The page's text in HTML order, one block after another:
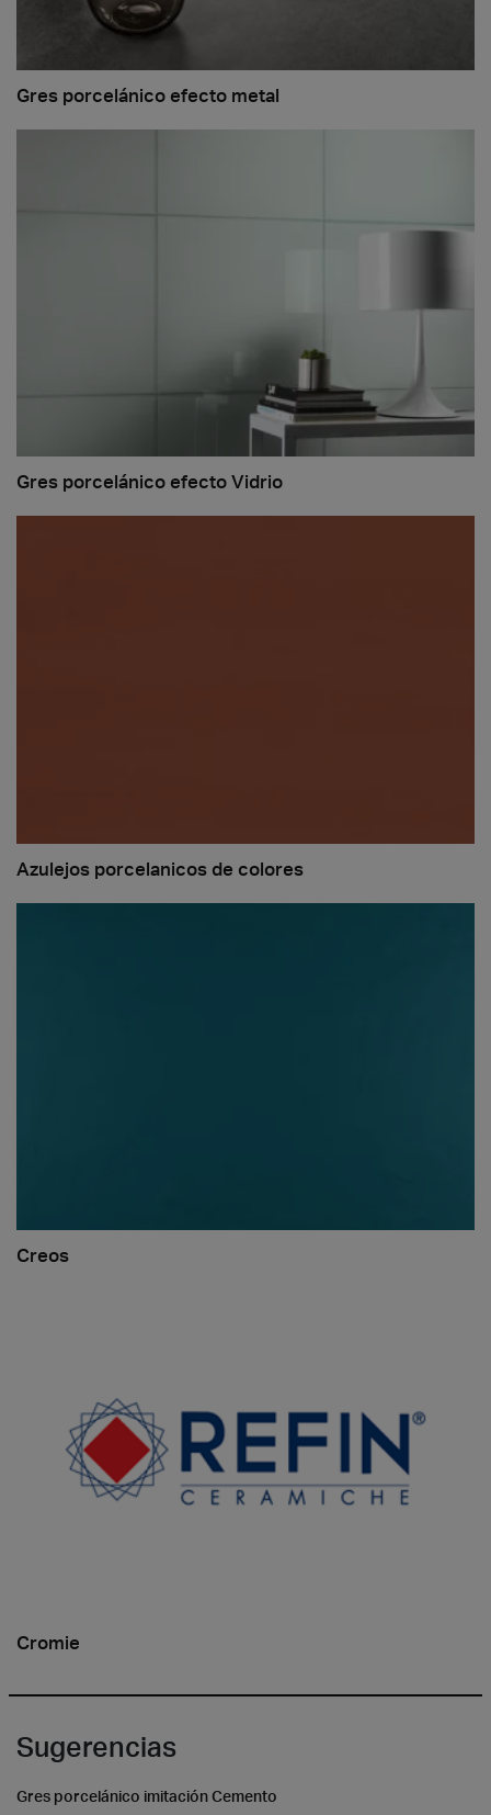
Gres porcelánico efecto metal
Gres porcelánico efecto Vidrio
Azulejos porcelanicos de colores
Creos
Cromie
Sugerencias
Gres porcelánico imitación Cemento